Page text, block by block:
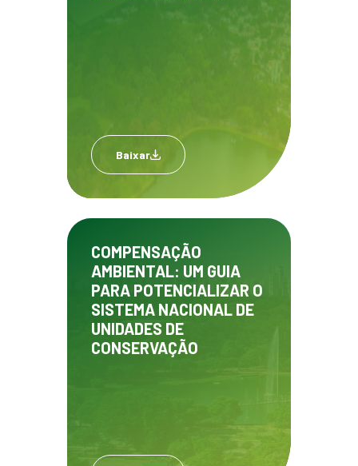
Baixar
COMPENSAÇÃO
AMBIENTAL: UM GUIA
PARA POTENCIALIZAR O
SISTEMA NACIONAL DE
UNIDADES DE
CONSERVAÇÃO